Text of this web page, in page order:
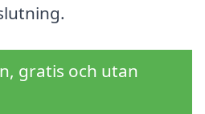
gratis och utan